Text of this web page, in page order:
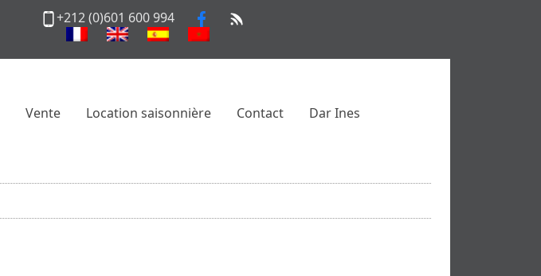
+212 (0)601 600 994
Vente Location saisonnière Contact Dar Ines